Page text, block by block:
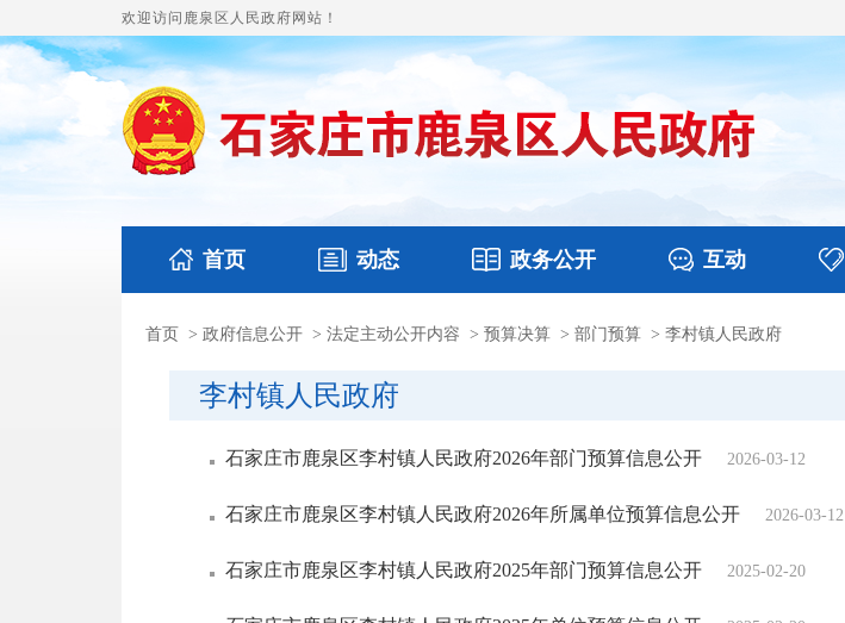
欢迎访问鹿泉区人民政府网站！
首页 动态
国务要闻 鹿泉要闻 图片新闻 视频播报
政务公开
本区文件 财政预决算
互动
政务咨询
涉企收费目录清单
首页 > 政府信息公开 > 法定主动公开内容 > 预算决算 > 部门预算 > 李村镇人民政府
李村镇人民政府
石家庄市鹿泉区李村镇人民政府2026年部门预算信息公开 2026-03-12
石家庄市鹿泉区李村镇人民政府2026年所属单位预算信息公开 2026-03-12
石家庄市鹿泉区李村镇人民政府2025年部门预算信息公开 2025-02-20